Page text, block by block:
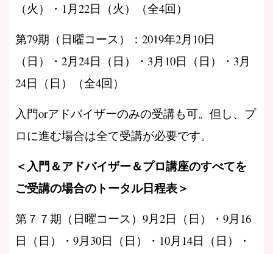
（火）・1月22日（火）（全4回）
第79期（日曜コース）：2019年2月10日
（日）・2月24日（日）・3月10日（日）・3月
24日（日）（全4回）
入門orアドバイザーのみの受講も可。但し、プ
ロに進む場合は全て受講が必要です。
＜入門＆アドバイザー＆プロ講座のすべてを
ご受講の場合のトータル日程表＞
第７７期（日曜コース）9月2日（日）・9月16
日（日）・9月30日（日）・10月14日（日）・